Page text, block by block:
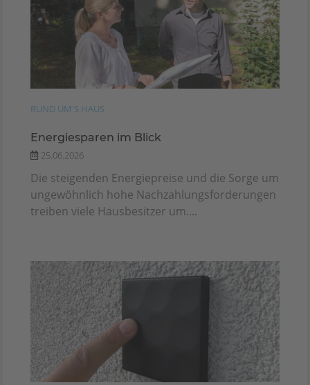
RUND UM'S HAUS
Energiesparen im Blick
25.06.2026
Die steigenden Energiepreise und die Sorge um
ungewöhnlich hohe Nachzahlungsforderungen
treiben viele Hausbesitzer um....